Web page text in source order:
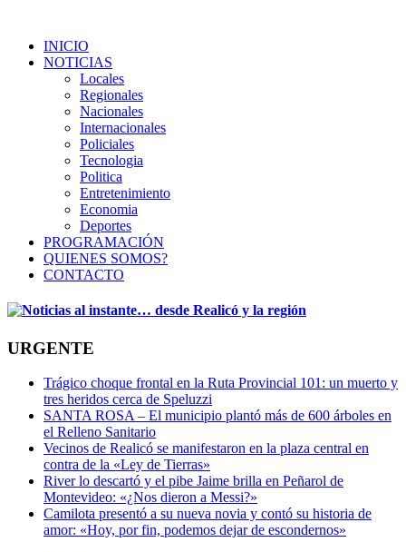
INICIO
NOTICIAS
Locales
Regionales
Nacionales
Internacionales
Policiales
Tecnologia
Politica
Entretenimiento
Economia
Deportes
PROGRAMACIÓN
QUIENES SOMOS?
CONTACTO
URGENTE
Trágico choque frontal en la Ruta Provincial 101: un muerto y
tres heridos cerca de Speluzzi
SANTA ROSA – El municipio plantó más de 600 árboles en
el Relleno Sanitario
Vecinos de Realicó se manifestaron en la plaza central en
contra de la «Ley de Tierras»
River lo descartó y el pibe Jaime brilla en Peñarol de
Montevideo: «¿Nos dieron a Messi?»
Camilota presentó a su nueva novia y contó su historia de
amor: «Hoy, por fin, podemos dejar de escondernos»